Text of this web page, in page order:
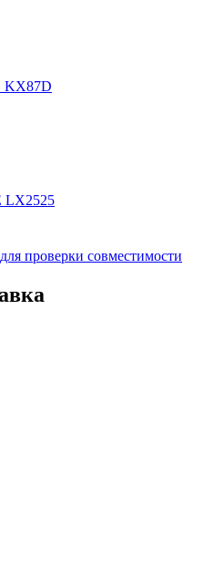
KX87D
LX2525
проверки совместимости